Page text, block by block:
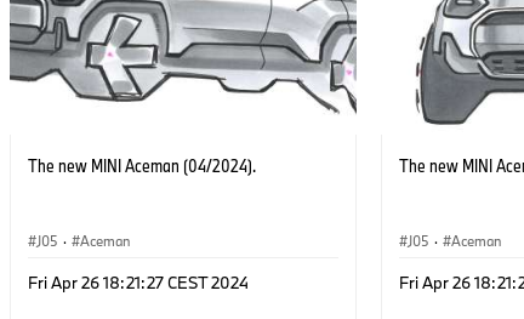
The new MINI Aceman (04/2024).
J05 · Aceman
Fri Apr 26 18:21:27 CEST 2024
The new MINI
J05 · Aceman
Fri Apr 26